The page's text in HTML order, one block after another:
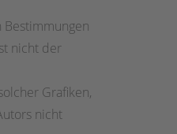
nicht der
Grafiken,
nicht